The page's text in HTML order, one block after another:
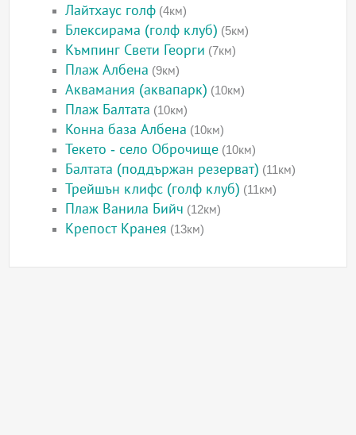
Лайтхаус голф (4км)
Блексирама (голф клуб) (5км)
Къмпинг Свети Георги (7км)
Плаж Албена (9км)
Аквамания (аквапарк) (10км)
Плаж Балтата (10км)
Конна база Албена (10км)
Текето - село Оброчище (10км)
Балтата (поддържан резерват) (11км)
Трейшън клифс (голф клуб) (11км)
Плаж Ванила Бийч (12км)
Крепост Кранея (13км)